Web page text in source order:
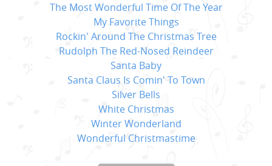
The Most Wonderful Time Of The Year
My Favorite Things
Rockin' Around The Christmas Tree
Rudolph The Red-Nosed Reindeer
Santa Baby
Santa Claus Is Comin' To Town
Silver Bells
White Christmas
Winter Wonderland
Wonderful Christmastime